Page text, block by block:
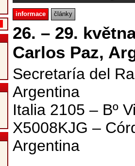
informace články
26. – 29.
Carlos Paz,
Secretaría del
Argentina
Italia 2105 – Bº
X5008KJG –
Argentina